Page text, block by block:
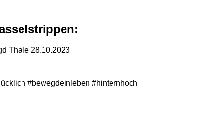
Thale 28.10.2023
#bewegdeinleben #hinternhoch